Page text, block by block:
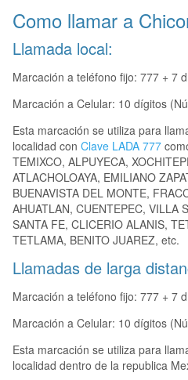
Como llamar a
Llamada local:
Marcación a teléfono fijo: 777 + 7
Marcación a Celular: 10 dígitos
Esta marcación se utiliza para
localidad con Clave LADA 777
TEMIXCO, ALPUYECA,
ATLACHOLOAYA, EMILIANO
BUENAVISTA DEL MONTE,
AHUATLAN, CUENTEPEC, VILLA
SANTA FE, CLICERIO ALANIS,
TETLAMA, BENITO JUAREZ, etc.
Llamadas de larga
Marcación a teléfono fijo: 777 + 7
Marcación a Celular: 10 dígitos
Esta marcación se utiliza para
localidad dentro de la republica